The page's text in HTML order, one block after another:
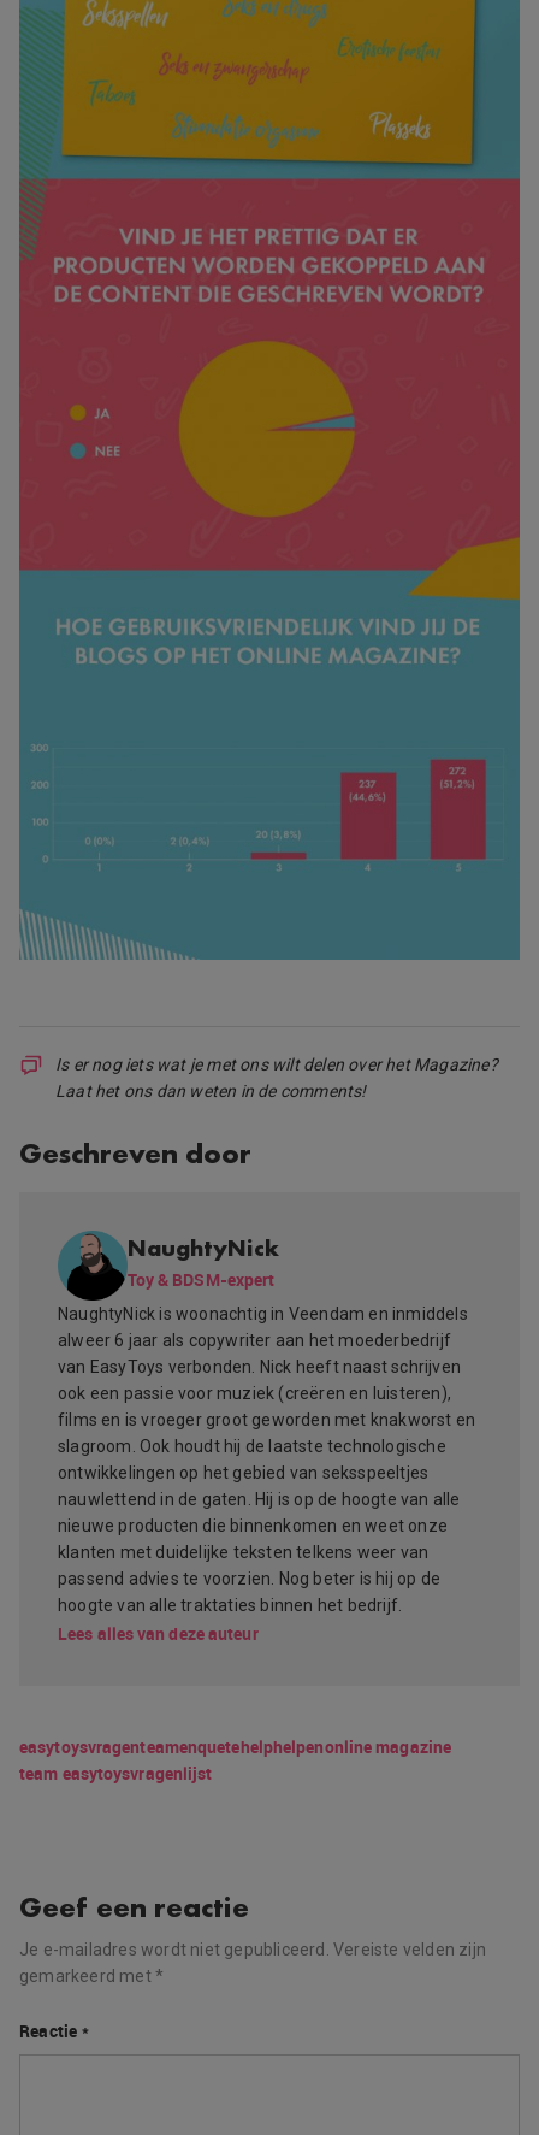
Is er nog iets wat je met ons wilt delen over het Magazine?
Laat het ons dan weten in de comments!
Geschreven door
NaughtyNick
Toy & BDSM-expert
NaughtyNick is woonachtig in Veendam en inmiddels
alweer 6 jaar als copywriter aan het moederbedrijf
van EasyToys verbonden. Nick heeft naast schrijven
ook een passie voor muziek (creëren en luisteren),
films en is vroeger groot geworden met knakworst en
slagroom. Ook houdt hij de laatste technologische
ontwikkelingen op het gebied van seksspeeltjes
nauwlettend in de gaten. Hij is op de hoogte van alle
nieuwe producten die binnenkomen en weet onze
klanten met duidelijke teksten telkens weer van
passend advies te voorzien. Nog beter is hij op de
hoogte van alle traktaties binnen het bedrijf.
Lees alles van deze auteur
easytoysvragenteamenquetehelphelpenonline magazine
team easytoysvragenlijst
Geef een reactie
Je e-mailadres wordt niet gepubliceerd. Vereiste velden zijn
gemarkeerd met*
Reactie *